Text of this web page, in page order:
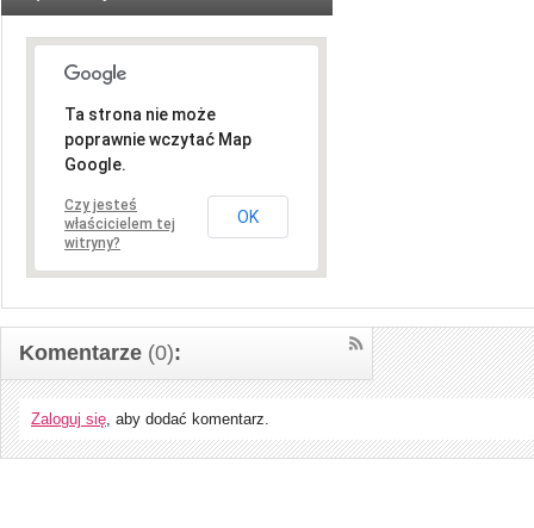
Ta strona nie może
poprawnie wczytać Map
Google.
Czy jesteś
właścicielem tej
witryny?
OK
Komentarze (0):
Zaloguj się, aby dodać komentarz.